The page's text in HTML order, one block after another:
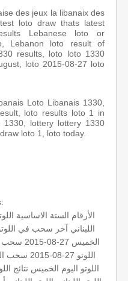
des jeux la libanaix des
loto draw thats latest
Lebanese loto or
Lebanon loto result of
results, loto loto 1330
loto 2015-08-27 loto
Loto Libanais 1330,
loto results loto 1 in
lottery lottery 1330
loto 1, loto today.
الأرقام الستة الاساسية
اللبناني آخر سحب في
الخميس 27-08-2015
سحب
اللوتو 27-08-2015
سحب
اللوتو اليوم الخميس نتائج